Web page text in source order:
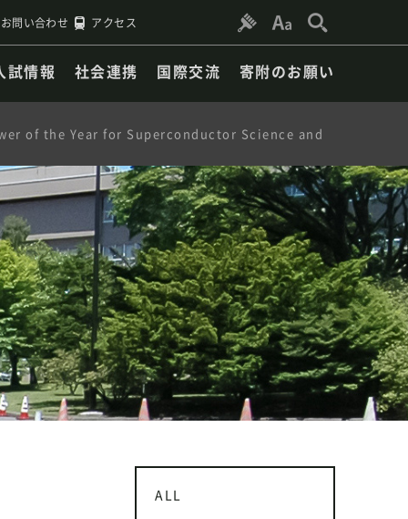
お問い合わせ アクセス
試情報 社会連携 国際交流 寄附のお願い
of the Year for Superconductor Science and
ALL